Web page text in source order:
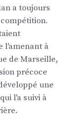
a toujours
l'amenant à
de Marseille,
précoce
une
l'a suivi à